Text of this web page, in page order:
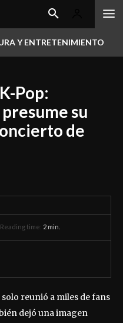
Y ENTRETENIMIENTO
Pop:
su
de
Reading time: 2 min.
reunió a miles de fans
dejó una imagen